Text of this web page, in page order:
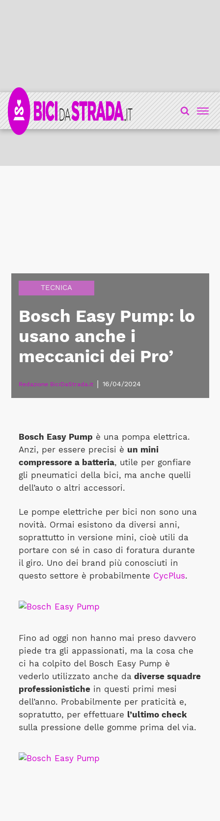
TECNICA
Bosch Easy Pump: lo
usano anche i
meccanici dei Pro’
Redazione BiciDaStrada.it 16/04/2024
Bosch Easy Pump è una pompa elettrica.
Anzi, per essere precisi è un mini
compressore a batteria, utile per gonfiare
gli pneumatici della bici, ma anche quelli
dell’auto o altri accessori.
Le pompe elettriche per bici non sono una
novità. Ormai esistono da diversi anni,
soprattutto in versione mini, cioè utili da
portare con sé in caso di foratura durante
il giro. Uno dei brand più conosciuti in
questo settore è probabilmente CycPlus.
Fino ad oggi non hanno mai preso davvero
piede tra gli appassionati, ma la cosa che
ci ha colpito del Bosch Easy Pump è
vederlo utilizzato anche da diverse squadre
professionistichein questi primi mesi
dell’anno. Probabilmente per praticità e,
sopratutto, per effettuare l’ultimo check
sulla pressione delle gomme prima del via.